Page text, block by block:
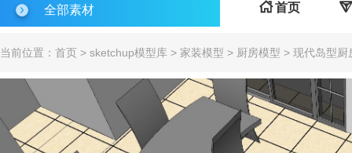
全部素材 首页 
当前位置： 首页 > sketchup模型库 > 家装模型 > 厨房模型 > 现代岛型厨